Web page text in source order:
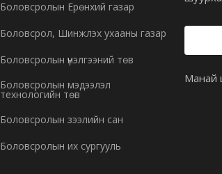
Боловсролын Ерөнхий газар
Боловсрол, Шинжлэх ухааны газар
Боловсролын үнэлгээний төв
Боловсролын мэдээлэл
технологийн төв
Боловсролын зээлийн сан
Боловсролын их сургууль
Манай